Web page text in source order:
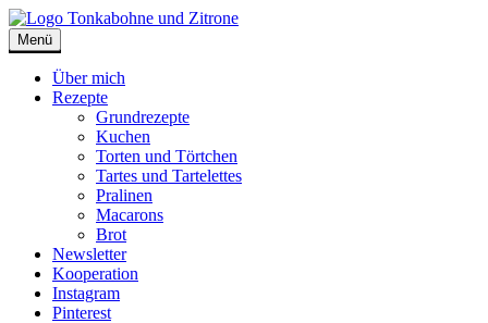
Skip
to
content
Tonkabohne und Zitrone | Backblog
Backblog
Menü
Über mich
Rezepte
Grundrezepte
Kuchen
Torten und Törtchen
Tartes und Tartelettes
Pralinen
Macarons
Brot
Newsletter
Kooperation
Instagram
Pinterest